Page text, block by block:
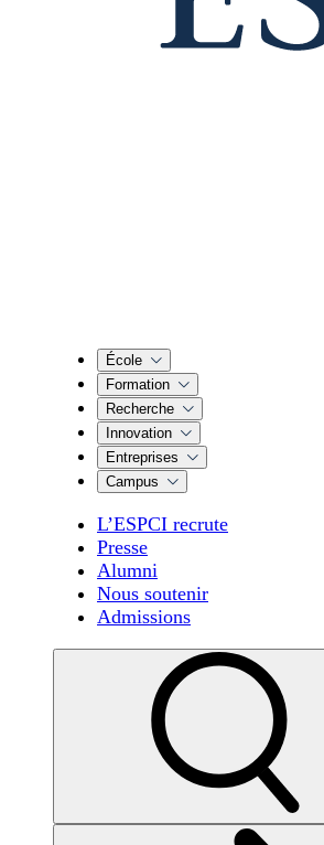
École
Formation
Recherche
Innovation
Entreprises
Campus
L’ESPCI recrute
Presse
Alumni
Nous soutenir
Admissions